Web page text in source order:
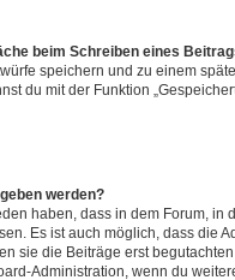
beim Schreiben eines
speichern und zu einem
du mit der Funktion
werden?
haben, dass in dem Forum, in
Es ist auch möglich, dass die
sie die Beiträge erst
Administration, wenn du